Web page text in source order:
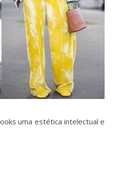
uma estética intelectual e